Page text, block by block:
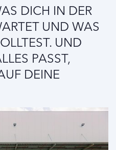
DICH IN DER
UND WAS
UND
PASST,
DEINE